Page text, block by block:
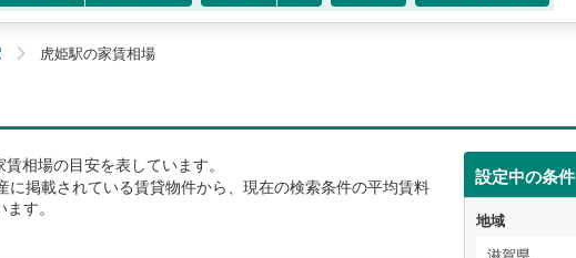
虎姫駅の家賃相場
相場の目安を表しています。
に掲載されている賃貸物件から、現在の検索条件の平均賃料
す。
設定中の条件
地域
滋賀県